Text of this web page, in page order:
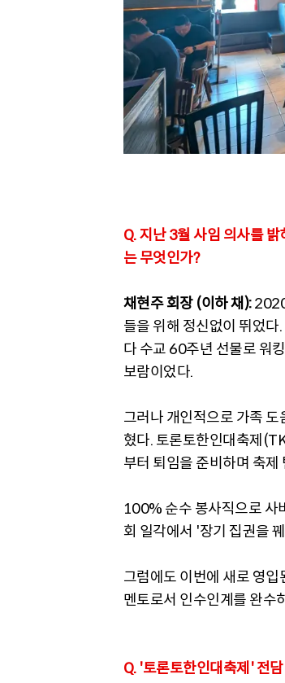
Q. 지난 3월 사임 의사를
는 무엇인가?
채현주 회장 (이하 채):
들을 위해 정신없이 뛰었
다 수교 60주년 선물로 워
보람이었다.
그러나 개인적으로 가족
혔다. 토론토한인대축제
부터 퇴임을 준비하며 축
100% 순수 봉사직으로 사
회 일각에서 '장기 집권을
그럼에도 이번에 새로 영
멘토로서 인수인계를 완수
Q. '토론토한인대축제' 전